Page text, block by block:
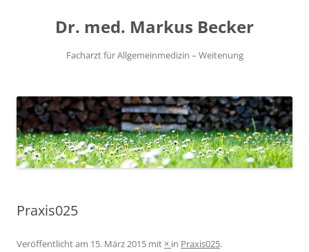
springenDr. med. Markus Becker
Facharzt für Allgemeinmedizin – Weitenung
Praxis025
Veröffentlicht am 15. März 2015 mit × in Praxis025.